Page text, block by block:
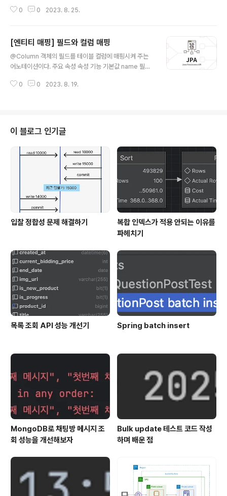
면 된다. Member member = new Member(); mem
옵션을 선택하면 된다. 옵션 설명 IDENTITY 기본 키 생성
을 DB에 위임한다. SEQUENCE DB 시퀀스를 사용해서
기본키를 할당한다. TABLE 키 생성 테이블을 사용한다. A
LE 중 자동 지정된다. (기본값) IDENTITY 기본 키 생성..
0 0 2023. 8. 25.
[엔티티 매핑] 필드와 컬럼 매핑
@Column 객체의 필드를 테이블 컬럼에 매핑시켜 주는
어노테이션이다. 주요 속성 속성 기능 기본값 name 필드
nullable(DDL) null값 허용 여부를 설정한다. false로 설
columnDefinition(DDL) 데이터베이스 컬럼 정보를 직
접 줄 수 있다. length(DDL) 문자열 길이 제약조건; Strin
g 타입에만 사용한다. 255 사용 예시 @Enumerated 속
성 속성 기능 기본값 value EnumType.ORDI..
0 0 2023. 8. 19.
이 블로그 인기글
입찰 정합성 문제 해결하기
복합 인덱스가 적용 안되는 이유를
파헤치기
목록 조회 API 성능 개선기 Spring batch insert
MongoDB로 채팅방 메시지 조
회 성능을 개선해보자
Bulk update 테스트 코드 작성
하며 배운 점